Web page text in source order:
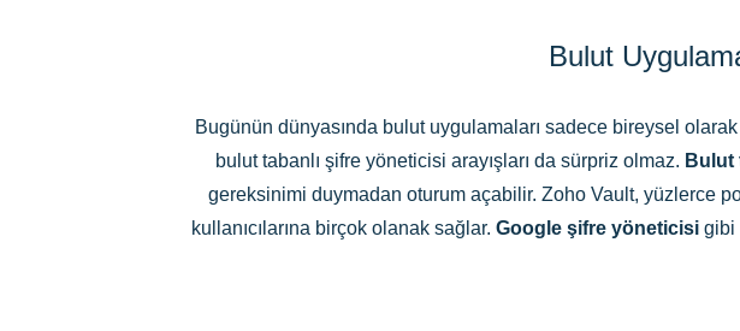
Bulut
Bugünün dünyasında bulut uygulamaları sadece bireysel
bulut tabanlı şifre yöneticisi arayışları da sürpriz olmaz. Bulut
gereksinimi duymadan oturum açabilir. Zoho Vault, yüzlerce
kullanıcılarına birçok olanak sağlar. Google şifre yöneticisigibi